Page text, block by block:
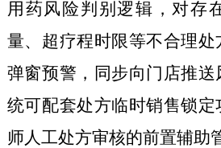
用药风险判别逻辑，对存
量、超疗程时限等不合理处
弹窗预警，同步向门店推
统可配套处方临时销售锁
师人工处方审核的前置辅助